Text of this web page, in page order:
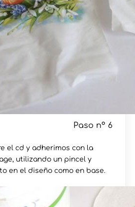
Paso nº 6
el cd y adherimos con la
utilizando un pincel y
en el diseño como en base.